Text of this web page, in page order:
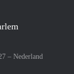
– Nederland